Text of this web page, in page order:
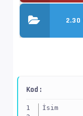
2.30
Kod :
İsim